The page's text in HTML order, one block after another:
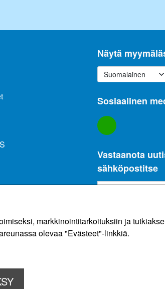
af FRISK CITRON anvender 2 stk. AA
Näytä
Sosiaalinen
Vastaanota
sähköpostitse
markkinointitarkoituksiin ja
olevaa "Evästeet"-linkkiä.